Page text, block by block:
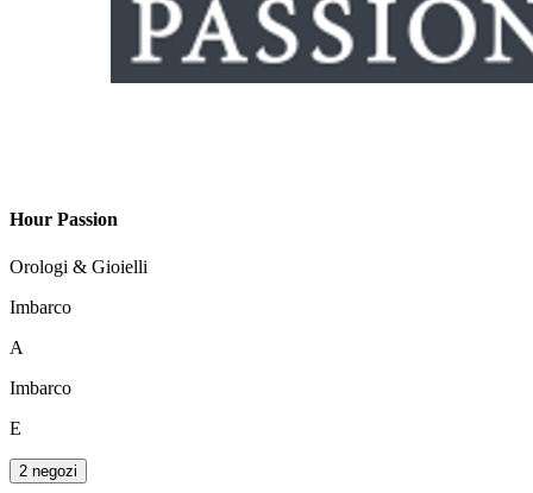
Hour Passion
Orologi & Gioielli
Imbarco
A
Imbarco
E
2 negozi